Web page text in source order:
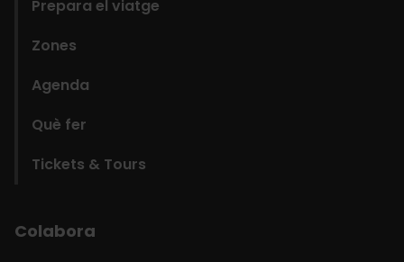
Prepara el viatge
Zones
Agenda
Què fer
Tickets & Tours
Colabora